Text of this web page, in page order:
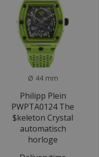
Ø 44 mm
Philipp Plein
PWPTA0124 The
$keleton Crystal
automatisch
horloge